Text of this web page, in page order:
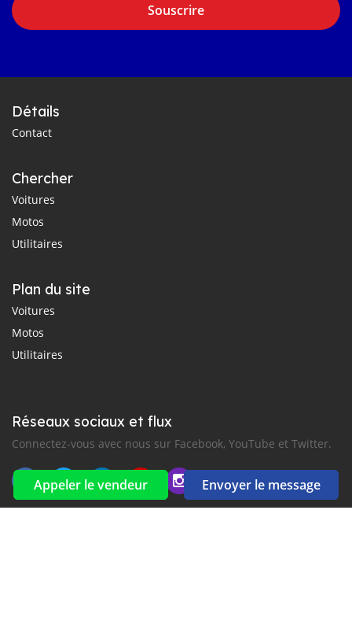
Appeler le vendeur Envoyer le message
Souscrire
Détails
Contact
Chercher
Voitures
Motos
Utilitaires
Plan du site
Voitures
Motos
Utilitaires
Réseaux sociaux et flux
Connectez-vous avec nous sur Facebook, YouTube et Twitter.